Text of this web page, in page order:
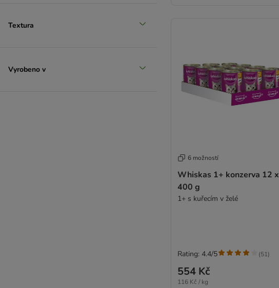
Textura
Vyrobeno v
6 možností
Whiskas 1+ konzerva 12 x
400 g
1+ s kuřecím v želé
554 Kč
116 Kč / kg
Rating: 4.4/5 (51)